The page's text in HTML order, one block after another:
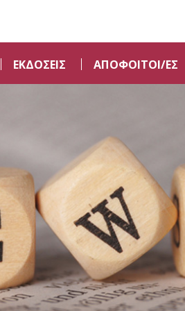
ΕΚΔΟΣΕΙΣ ΑΠΟΦΟΙΤΟΙ/ΕΣ